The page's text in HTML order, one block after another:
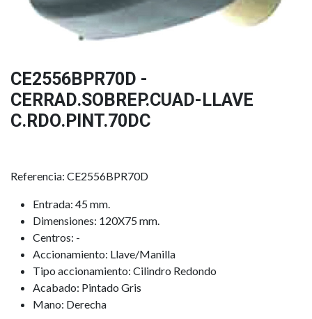
CE2556BPR70D -
CERRAD.SOBREP.CUAD-LLAVE
C.RDO.PINT.70DC
Referencia: CE2556BPR70D
Entrada: 45 mm.
Dimensiones: 120X75 mm.
Centros: -
Accionamiento: Llave/Manilla
Tipo accionamiento: Cilindro Redondo
Acabado: Pintado Gris
Mano: Derecha